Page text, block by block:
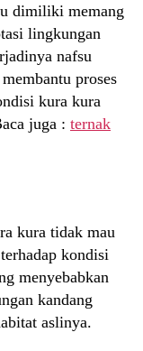
dimiliki memang
lingkungan
nafsu
proses
kura kura
juga : ternak
kura tidak mau
kondisi
menyebabkan
kandang
aslinya.